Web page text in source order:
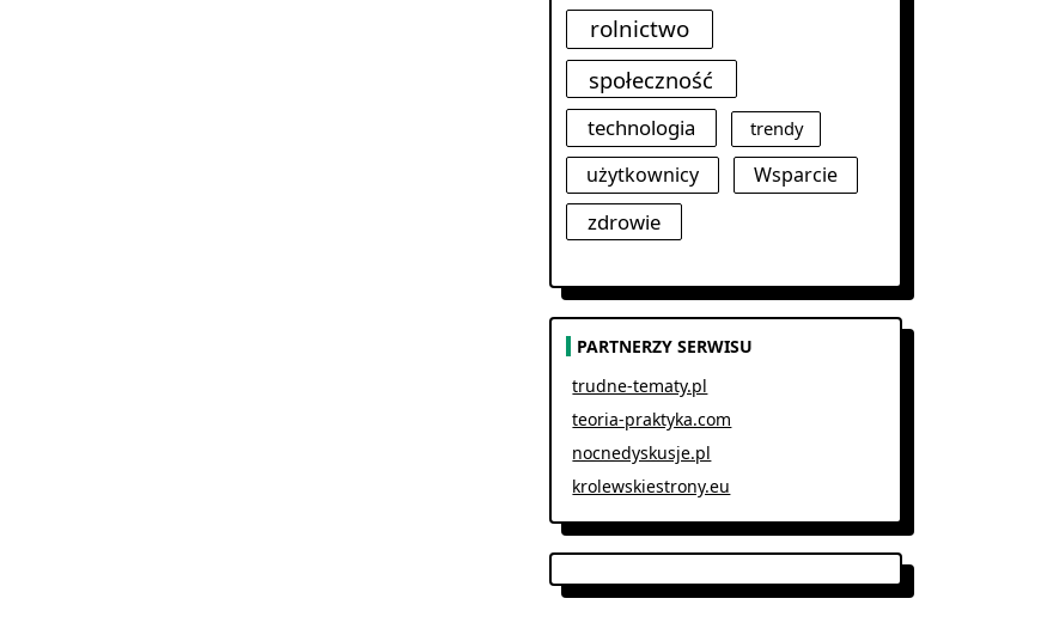
rolnictwo
społeczność
technologia trendy
użytkownicy Wsparcie
zdrowie
PARTNERZY SERWISU
trudne-tematy.pl
teoria-praktyka.com
nocnedyskusje.pl
krolewskiestrony.eu